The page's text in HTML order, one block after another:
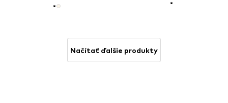
Načítať ďalšie produkty